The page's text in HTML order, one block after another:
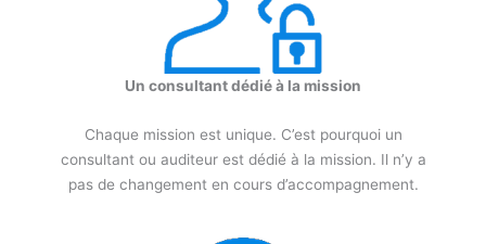
Un consultant dédié à la mission
Chaque mission est unique. C’est pourquoi un
consultant ou auditeur est dédié à la mission. Il n’y a
pas de changement en cours d’accompagnement.